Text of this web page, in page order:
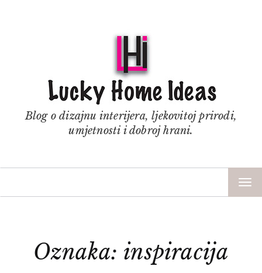
Blog o dizajnu interijera, ljekovitoj prirodi,
umjetnosti i dobroj hrani.
Oznaka: inspiracija